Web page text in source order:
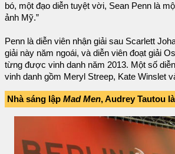
bó, một đạo diễn tuyệt vời, Sean Penn là
ảnh Mỹ.”
Penn là diễn viên nhận giải sau Scarlett
giải này năm ngoái, và diễn viên đoạt giải
từng được vinh danh năm 2013. Một số
vinh danh gồm Meryl Streep, Kate Winslet
Nhà sáng lập Mad Men, Audrey Tautou